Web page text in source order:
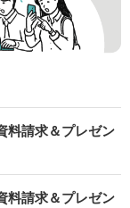
料請求＆プレゼン
料請求＆プレゼン